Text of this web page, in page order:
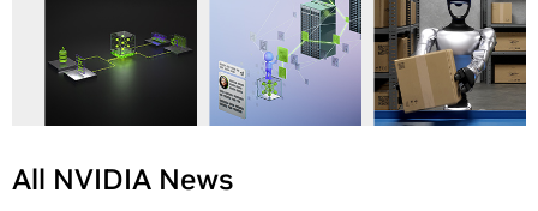
All NVIDIA News